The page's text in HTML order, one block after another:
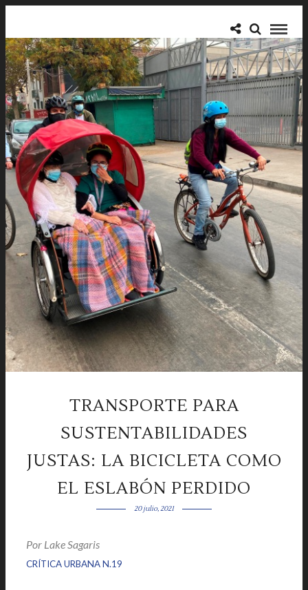
TRANSPORTE PARA
SUSTENTABILIDADES
JUSTAS: LA BICICLETA COMO
EL ESLABÓN PERDIDO
20 julio, 2021
Por Lake Sagaris
CRÍTICA URBANA N.19